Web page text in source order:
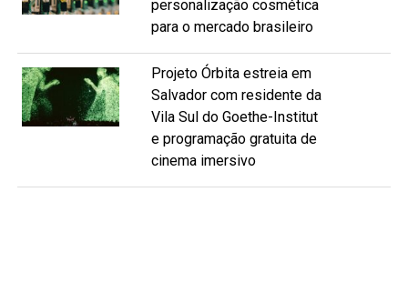
personalização cosmética
para o mercado brasileiro
Projeto Órbita estreia em
Salvador com residente da
Vila Sul do Goethe-Institut
e programação gratuita de
cinema imersivo